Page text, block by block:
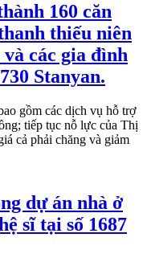
160 căn
thiếu niên
các gia đình
Stanyan.
gồm các dịch vụ hỗ trợ
tiếp tục nỗ lực của Thị
cả phải chăng và giảm
dự án nhà ở
sĩ tại số 1687